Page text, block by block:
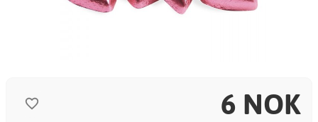
6 NOK